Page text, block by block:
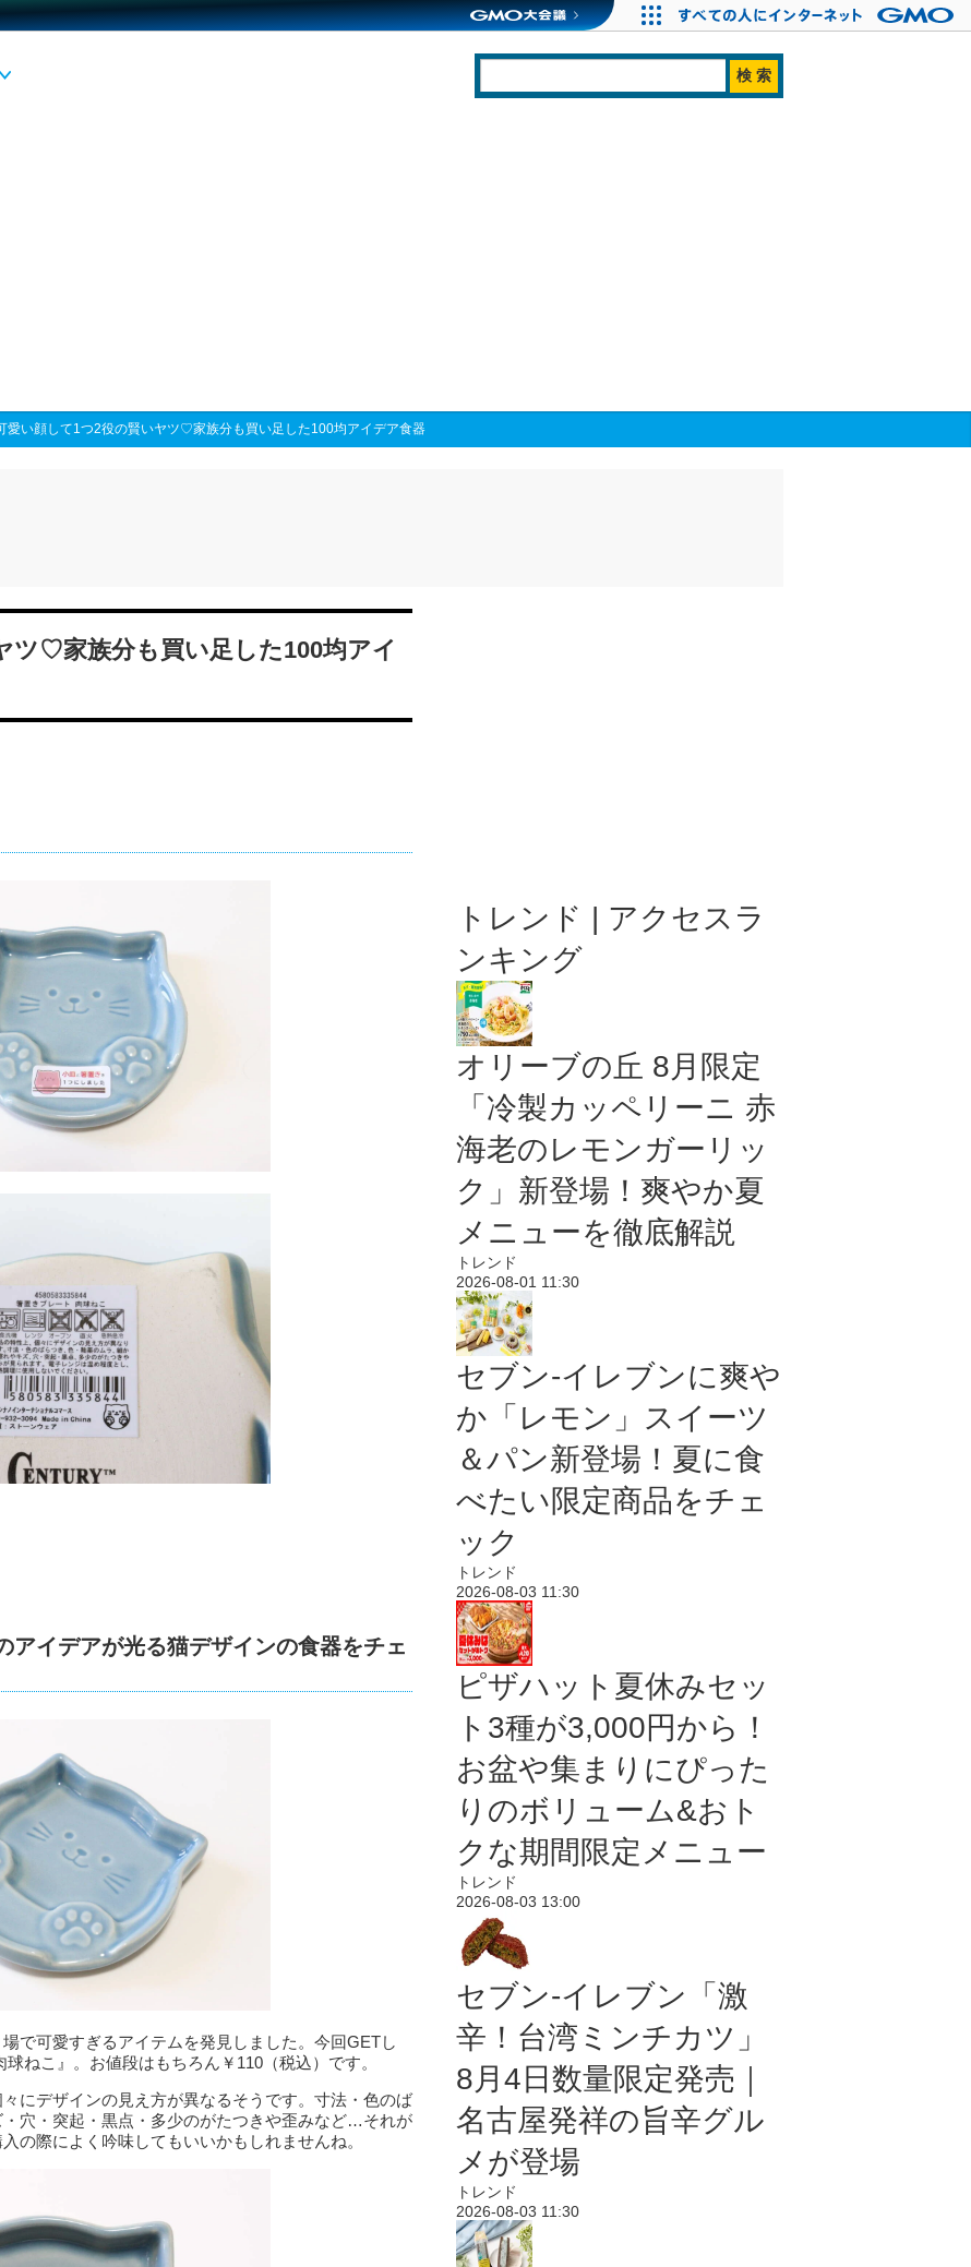
愛い顔して1つ2役の賢いヤツ♡家族分も買い足した100均アイデア食器
ツ♡家族分も買い足した100均アイ
アイデアが光る猫デザインの食器をチェ
で可愛すぎるアイテムを発見しました。今回GETし
ねこ』。お値段はもちろん￥110（税込）です。
にデザインの見え方が異なるそうです。寸法・色のば
穴・突起・黒点・多少のがたつきや歪みなど…それが
の際によく吟味してもいいかもしれませんね。
トレンド | アクセスラ
ンキング
オリーブの丘 8月限定
「冷製カッペリーニ 赤
海老のレモンガーリッ
ク」新登場！爽やか夏
メニューを徹底解説
トレンド
2026-08-01 11:30
セブン‐イレブンに爽や
か「レモン」スイーツ
＆パン新登場！夏に食
べたい限定商品をチェ
ック
トレンド
2026-08-03 11:30
ピザハット夏休みセッ
ト3種が3,000円から！
お盆や集まりにぴった
りのボリューム&おト
クな期間限定メニュー
トレンド
2026-08-03 13:00
セブン-イレブン「激
辛！台湾ミンチカツ」
8月4日数量限定発売｜
名古屋発祥の旨辛グル
メが登場
トレンド
2026-08-03 11:30